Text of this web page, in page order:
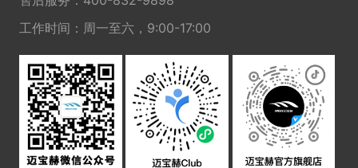
工作时间：周一至六，9:00-17:00